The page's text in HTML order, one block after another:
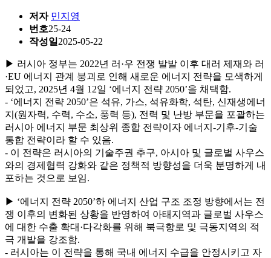
저자 민지영
번호25-24
작성일 2025-05-22
▶ 러시아 정부는 2022년 러·우 전쟁 발발 이후 대러 제재와 러
·EU 에너지 관계 붕괴로 인해 새로운 에너지 전략을 모색하게
되었고, 2025년 4월 12일 ‘에너지 전략 2050’을 채택함.
- ‘에너지 전략 2050’은 석유, 가스, 석유화학, 석탄, 신재생에너
지(원자력, 수력, 수소, 풍력 등), 전력 및 난방 부문을 포괄하는
러시아 에너지 부문 최상위 종합 전략이자 에너지-기후-기술
통합 전략이라 할 수 있음.
- 이 전략은 러시아의 기술주권 추구, 아시아 및 글로벌 사우스
와의 경제협력 강화와 같은 정책적 방향성을 더욱 분명하게 내
포하는 것으로 보임.
▶ ‘에너지 전략 2050’하 에너지 산업 구조 조정 방향에서는 전
쟁 이후의 변화된 상황을 반영하여 아태지역과 글로벌 사우스
에 대한 수출 확대·다각화를 위해 북극항로 및 극동지역의 적
극 개발을 강조함.
- 러시아는 이 전략을 통해 국내 에너지 수급을 안정시키고 자